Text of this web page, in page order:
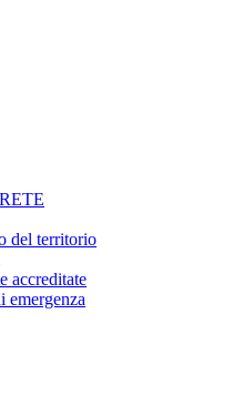
del territorio
accreditate
emergenza